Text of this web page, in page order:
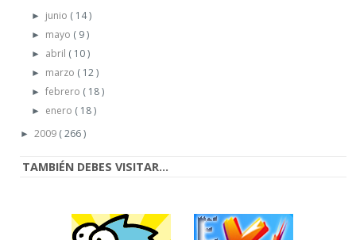
► junio ( 14 )
► mayo ( 9 )
► abril ( 10 )
► marzo ( 12 )
►febrero ( 18 )
► enero ( 18 )
► 2009 ( 266 )
TAMBIÉN DEBES VISITAR...